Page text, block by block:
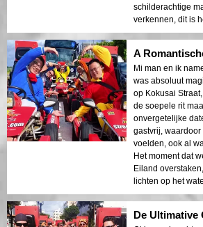
schilderachtige
verkennen, dit is
A
Mi man en ik
was absoluut
op Kokusai
de soepele rit
onvergetelijke
gastvrij,
voelden, ook al
Het moment dat
Eiland
lichten op het
De Ultimative